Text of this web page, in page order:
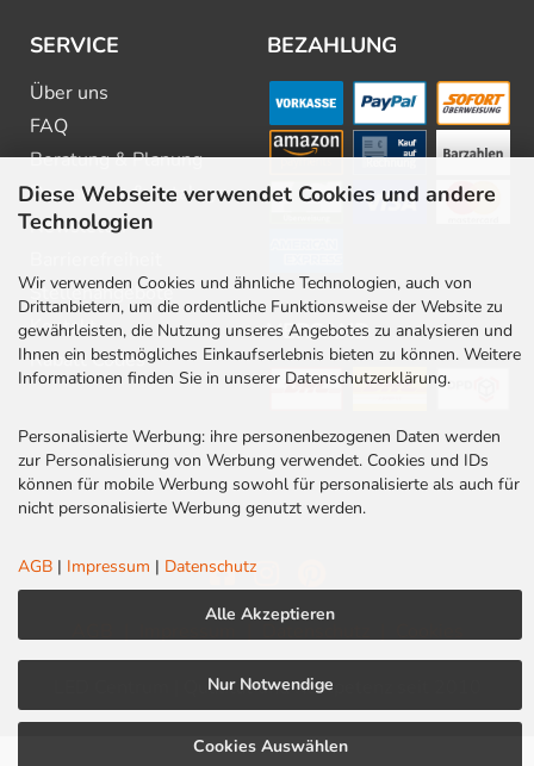
Diese Webseite verwendet Cookies und andere
Technologien
Wir verwenden Cookies und ähnliche Technologien, auch von
Drittanbietern, um die ordentliche Funktionsweise der Website zu
gewährleisten, die Nutzung unseres Angebotes zu analysieren und
Ihnen ein bestmögliches Einkaufserlebnis bieten zu können. Weitere
Informationen finden Sie in unserer Datenschutzerklärung.
Personalisierte Werbung: ihre personenbezogenen Daten werden
zur Personalisierung von Werbung verwendet. Cookies und IDs
können für mobile Werbung sowohl für personalisierte als auch für
nicht personalisierte Werbung genutzt werden.
AGB | Impressum | Datenschutz
Alle Akzeptieren
Nur Notwendige
Cookies Auswählen
SERVICE
Über uns
FAQ
Beratung & Planung
Downloads & Kataloge
Newsletter
Stellenangebote
Kontakt
Rabatt Codes
BEZAHLUNG
VERSAND
Datenschutz
LED Centrum | Qualität und Kompetenz seit 2010